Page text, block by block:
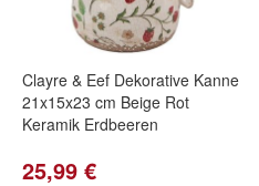
Clayre & Eef Dekorative Kanne
21x15x23 cm Beige Rot
Keramik Erdbeeren
25,99 €